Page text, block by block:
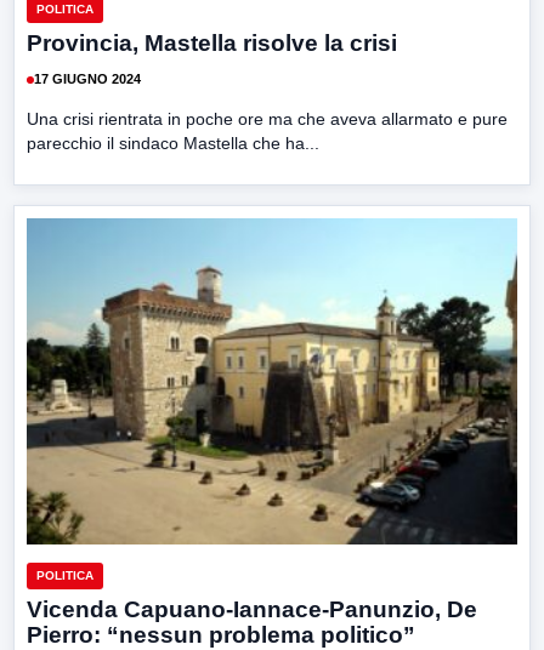
POLITICA
Provincia, Mastella risolve la crisi
17 GIUGNO 2024
Una crisi rientrata in poche ore ma che aveva allarmato e pure
parecchio il sindaco Mastella che ha...
POLITICA
Vicenda Capuano-Iannace-Panunzio, De
Pierro: “nessun problema politico”